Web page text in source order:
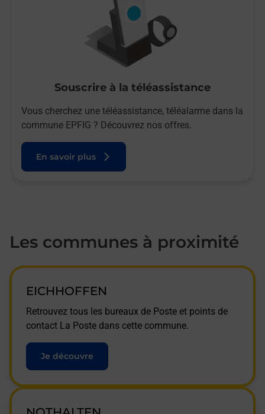
Souscrire à la téléassistance
Vous cherchez une téléassistance, téléalarme dans la
commune EPFIG ? Découvrez nos offres.
En savoir plus
Les communes à proximité
EICHHOFFEN
Retrouvez tous les bureaux de Poste et points de
contact La Poste dans cette commune.
Je découvre